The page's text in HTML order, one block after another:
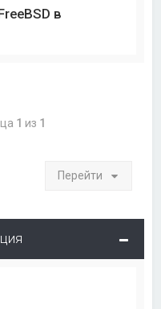
в
1 из 1
Перейти